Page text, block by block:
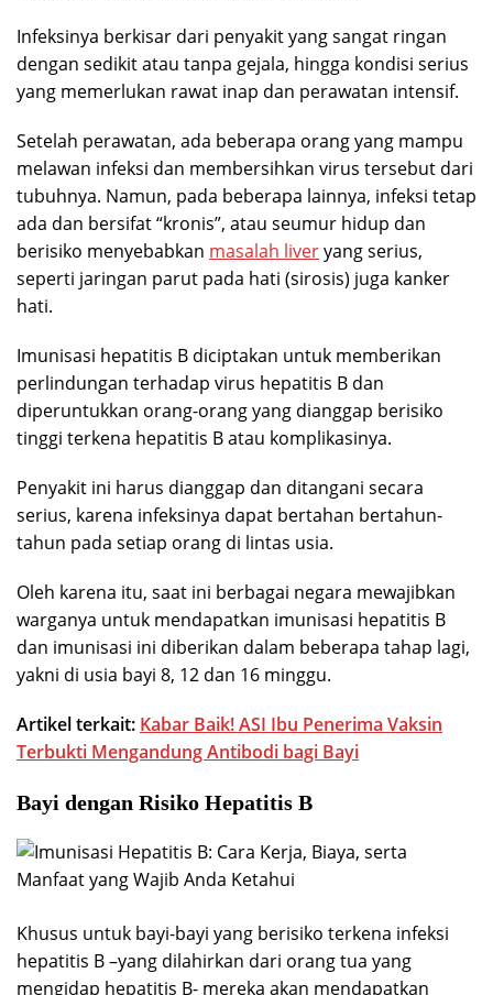
Infeksinya berkisar dari penyakit yang sangat ringan
dengan sedikit atau tanpa gejala, hingga kondisi serius
yang memerlukan rawat inap dan perawatan intensif.
Setelah perawatan, ada beberapa orang yang mampu
melawan infeksi dan membersihkan virus tersebut dari
tubuhnya. Namun, pada beberapa lainnya, infeksi tetap
ada dan bersifat “kronis”, atau seumur hidup dan
berisiko menyebabkan masalah liveryang serius,
seperti jaringan parut pada hati (sirosis) juga kanker
hati.
Imunisasi hepatitis B diciptakan untuk memberikan
perlindungan terhadap virus hepatitis B dan
diperuntukkan orang-orang yang dianggap berisiko
tinggi terkena hepatitis B atau komplikasinya.
Penyakit ini harus dianggap dan ditangani secara
serius, karena infeksinya dapat bertahan bertahun-
tahun pada setiap orang di lintas usia.
Oleh karena itu, saat ini berbagai negara mewajibkan
warganya untuk mendapatkan imunisasi hepatitis B
dan imunisasi ini diberikan dalam beberapa tahap lagi,
yakni di usia bayi 8, 12 dan 16 minggu.
Artikel terkait: Kabar Baik! ASI Ibu Penerima Vaksin
Terbukti Mengandung Antibodi bagi Bayi
Bayi dengan Risiko Hepatitis B
Khusus untuk bayi-bayi yang berisiko terkena infeksi
hepatitis B –yang dilahirkan dari orang tua yang
mengidap hepatitis B- mereka akan mendapatkan